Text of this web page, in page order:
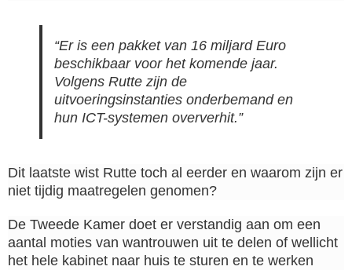
“Er is een pakket van 16 miljard Euro
beschikbaar voor het komende jaar.
Volgens Rutte zijn de
uitvoeringsinstanties onderbemand en
hun ICT-systemen oververhit.”
Dit laatste wist Rutte toch al eerder en waarom zijn er
niet tijdig maatregelen genomen?
De Tweede Kamer doet er verstandig aan om een
aantal moties van wantrouwen uit te delen of wellicht
het hele kabinet naar huis te sturen en te werken